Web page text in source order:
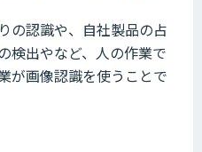
の認識や、自社製品の占
検出やなど、人の作業で
が画像認識を使うことで